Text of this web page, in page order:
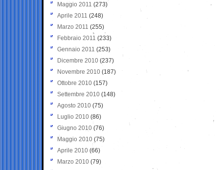
Maggio 2011 (273)
Aprile 2011 (248)
Marzo 2011 (255)
Febbraio 2011 (233)
Gennaio 2011 (253)
Dicembre 2010 (237)
Novembre 2010 (187)
Ottobre 2010 (157)
Settembre 2010 (148)
Agosto 2010 (75)
Luglio 2010 (86)
Giugno 2010 (76)
Maggio 2010 (75)
Aprile 2010 (66)
Marzo 2010 (79)